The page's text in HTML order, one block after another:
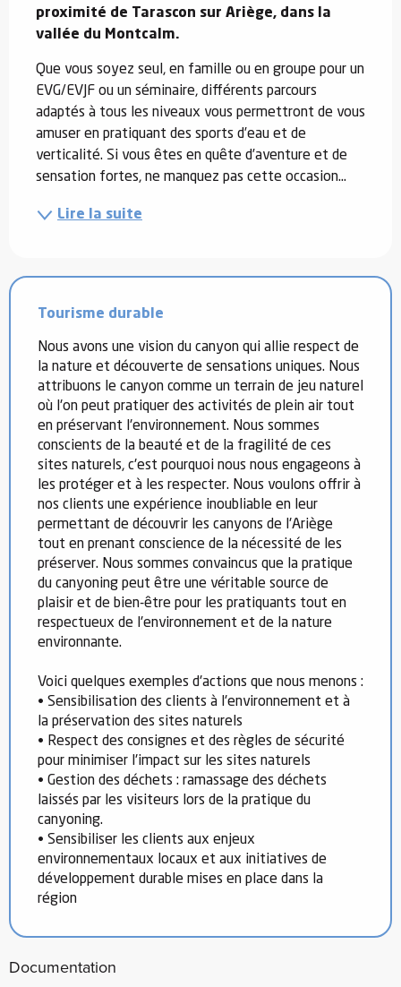
proximité de Tarascon sur Ariège, dans la
vallée du Montcalm.
Que vous soyez seul, en famille ou en groupe pour un
EVG/EVJF ou un séminaire, différents parcours
adaptés à tous les niveaux vous permettront de vous
amuser en pratiquant des sports d’eau et de
verticalité. Si vous êtes en quête d’aventure et de
sensation fortes, ne manquez pas cette occasion...
Lire la suite
Tourisme durable
Nous avons une vision du canyon qui allie respect de
la nature et découverte de sensations uniques. Nous
attribuons le canyon comme un terrain de jeu naturel
où l'on peut pratiquer des activités de plein air tout
en préservant l'environnement. Nous sommes
conscients de la beauté et de la fragilité de ces
sites naturels, c'est pourquoi nous nous engageons à
les protéger et à les respecter. Nous voulons offrir à
nos clients une expérience inoubliable en leur
permettant de découvrir les canyons de l'Ariège
tout en prenant conscience de la nécessité de les
préserver. Nous sommes convaincus que la pratique
du canyoning peut être une véritable source de
plaisir et de bien-être pour les pratiquants tout en
respectueux de l'environnement et de la nature
environnante.
Voici quelques exemples d'actions que nous menons :
• Sensibilisation des clients à l'environnement et à
la préservation des sites naturels
• Respect des consignes et des règles de sécurité
pour minimiser l'impact sur les sites naturels
• Gestion des déchets : ramassage des déchets
laissés par les visiteurs lors de la pratique du
canyoning.
• Sensibiliser les clients aux enjeux
environnementaux locaux et aux initiatives de
développement durable mises en place dans la
région
Documentation